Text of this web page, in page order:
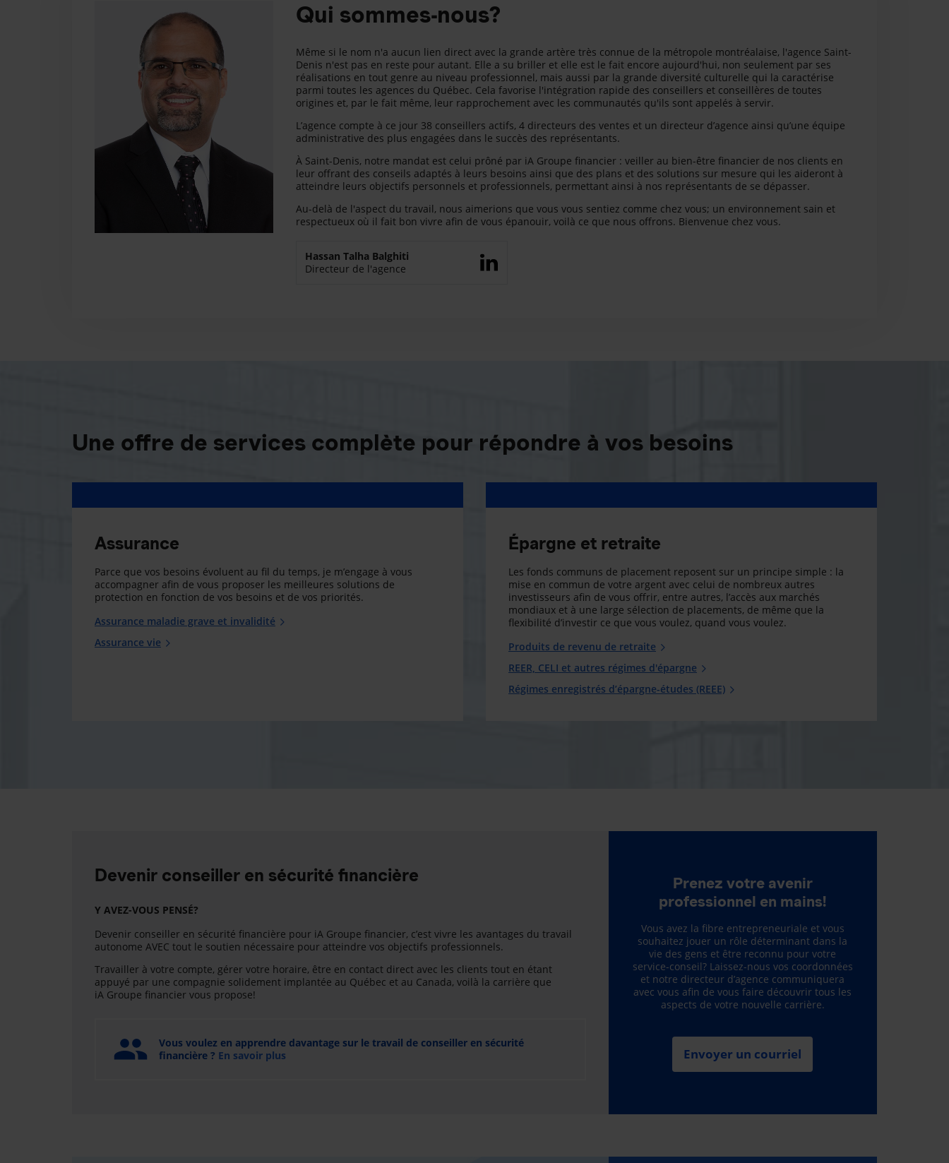
Qui sommes-nous?
Même si le nom n'a aucun lien direct avec la grande artère très connue de la métropole montréalaise, l'agence Saint-
Denis n'est pas en reste pour autant. Elle a su briller et elle est le fait encore aujourd'hui, non seulement par ses
réalisations en tout genre au niveau professionnel, mais aussi par la grande diversité culturelle qui la caractérise
parmi toutes les agences du Québec. Cela favorise l'intégration rapide des conseillers et conseillères de toutes
origines et, par le fait même, leur rapprochement avec les communautés qu'ils sont appelés à servir.
L’agence compte à ce jour 38 conseillers actifs, 4 directeurs des ventes et un directeur d’agence ainsi qu’une équipe
administrative des plus engagées dans le succès des représentants.
À Saint-Denis, notre mandat est celui prôné par iA Groupe financier : veiller au bien-être financier de nos clients en
leur offrant des conseils adaptés à leurs besoins ainsi que des plans et des solutions sur mesure qui les aideront à
atteindre leurs objectifs personnels et professionnels, permettant ainsi à nos représentants de se dépasser.
Au-delà de l'aspect du travail, nous aimerions que vous vous sentiez comme chez vous; un environnement sain et
respectueux où il fait bon vivre afin de vous épanouir, voilà ce que nous offrons. Bienvenue chez vous.
Hassan Talha Balghiti
Directeur de l'agence
Une offre de services complète pour répondre à vos besoins
Assurance
Parce que vos besoins évoluent au fil du temps, je m’engage à vous
accompagner afin de vous proposer les meilleures solutions de
protection en fonction de vos besoins et de vos priorités.
Assurance maladie grave et invalidité
Assurance vie
Épargne et retraite
Les fonds communs de placement reposent sur un principe simple : la
mise en commun de votre argent avec celui de nombreux autres
investisseurs afin de vous offrir, entre autres, l’accès aux marchés
mondiaux et à une large sélection de placements, de même que la
flexibilité d’investir ce que vous voulez, quand vous voulez.
Produits de revenu de retraite
REER, CELI et autres régimes d'épargne
Régimes enregistrés d’épargne-études (REEE)
Devenir conseiller en sécurité financière
Y AVEZ-VOUS PENSÉ?
Devenir conseiller en sécurité financière pour iA Groupe financier, c’est vivre les avantages du travail
autonome AVEC tout le soutien nécessaire pour atteindre vos objectifs professionnels.
Travailler à votre compte, gérer votre horaire, être en contact direct avec les clients tout en étant
appuyé par une compagnie solidement implantée au Québec et au Canada, voilà la carrière que
iA Groupe financier vous propose!
Vous voulez en apprendre davantage sur le travail de conseiller en sécurité
financière ? En savoir plus
Prenez votre avenir
professionnel en mains!
Vous avez la fibre entrepreneuriale et vous
souhaitez jouer un rôle déterminant dans la
vie des gens et être reconnu pour votre
service-conseil? Laissez-nous vos coordonnées
et notre directeur d’agence communiquera
avec vous afin de vous faire découvrir tous les
aspects de votre nouvelle carrière.
Envoyer un courriel